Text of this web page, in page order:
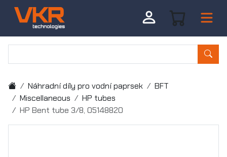
Náhradní díly pro vodní paprsek
BFT
Miscellaneous
HP tubes
HP Bent tube 3/8, 05148820